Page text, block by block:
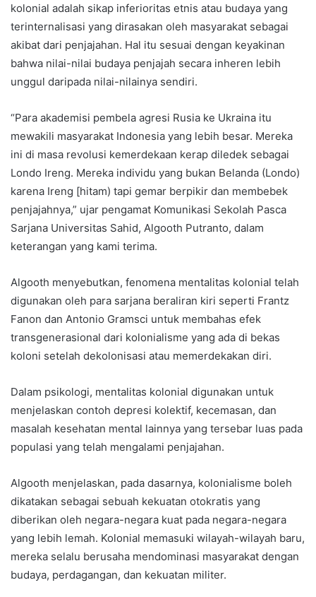
kolonial adalah sikap inferioritas etnis atau budaya yang
terinternalisasi yang dirasakan oleh masyarakat sebagai
akibat dari penjajahan. Hal itu sesuai dengan keyakinan
bahwa nilai-nilai budaya penjajah secara inheren lebih
unggul daripada nilai-nilainya sendiri.
“Para akademisi pembela agresi Rusia ke Ukraina itu
mewakili masyarakat Indonesia yang lebih besar. Mereka
ini di masa revolusi kemerdekaan kerap diledek sebagai
Londo Ireng. Mereka individu yang bukan Belanda (Londo)
karena Ireng [hitam) tapi gemar berpikir dan membebek
penjajahnya,” ujar pengamat Komunikasi Sekolah Pasca
Sarjana Universitas Sahid, Algooth Putranto, dalam
keterangan yang kami terima.
Algooth menyebutkan, fenomena mentalitas kolonial telah
digunakan oleh para sarjana beraliran kiri seperti Frantz
Fanon dan Antonio Gramsci untuk membahas efek
transgenerasional dari kolonialisme yang ada di bekas
koloni setelah dekolonisasi atau memerdekakan diri.
Dalam psikologi, mentalitas kolonial digunakan untuk
menjelaskan contoh depresi kolektif, kecemasan, dan
masalah kesehatan mental lainnya yang tersebar luas pada
populasi yang telah mengalami penjajahan.
Algooth menjelaskan, pada dasarnya, kolonialisme boleh
dikatakan sebagai sebuah kekuatan otokratis yang
diberikan oleh negara-negara kuat pada negara-negara
yang lebih lemah. Kolonial memasuki wilayah-wilayah baru,
mereka selalu berusaha mendominasi masyarakat dengan
budaya, perdagangan, dan kekuatan militer.